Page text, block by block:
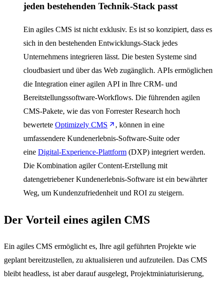
jeden bestehenden Technik-Stack passt
Ein agiles CMS ist nicht exklusiv. Es ist so konzipiert, dass es
sich in den bestehenden Entwicklungs-Stack jedes
Unternehmens integrieren lässt. Die besten Systeme sind
cloudbasiert und über das Web zugänglich. APIs ermöglichen
die Integration einer agilen API in Ihre CRM- und
Bereitstellungssoftware-Workflows. Die führenden agilen
CMS-Pakete, wie das von Forrester Research hoch
bewertete Optimizely CMS
, können in eine
umfassendere Kundenerlebnis-Software-Suite oder
eine Digital-Experience-Plattform (DXP) integriert werden.
Die Kombination agiler Content-Erstellung mit
datengetriebener Kundenerlebnis-Software ist ein bewährter
Weg, um Kundenzufriedenheit und ROI zu steigern.
Der Vorteil eines agilen CMS
Ein agiles CMS ermöglicht es, Ihre agil geführten Projekte wie
geplant bereitzustellen, zu aktualisieren und aufzuteilen. Das CMS
bleibt headless, ist aber darauf ausgelegt, Projektminiaturisierung,